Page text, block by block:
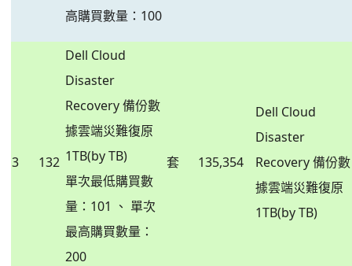
高購買數量：100
3 132
Dell Cloud
Disaster
Recovery 備份數
據雲端災難復原
1TB(by TB)
單次最低購買數
量：101 、 單次
最高購買數量：
200
套 135,354
Dell Cloud
Disaster
Recovery 備份數
據雲端災難復原
1TB(by TB)